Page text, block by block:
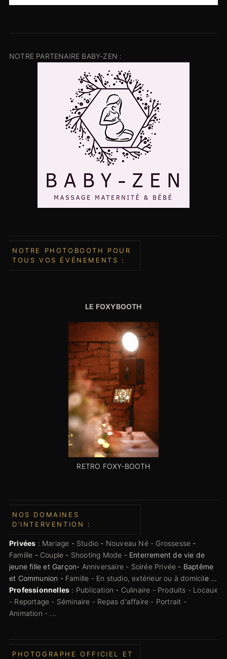
NOTRE PARTENAIRE BABY-ZEN :
NOTRE PHOTOBOOTH POUR
TOUS VOS ÉVÉNEMENTS :
LE FOXYBOOTH
RETRO FOXY-BOOTH
NOS DOMAINES
D’INTERVENTION :
Privées : Mariage - Studio - Nouveau Né - Grossesse -
Famille - Couple - Shooting Mode - Enterrement de vie de
jeune fille et Garçon- Anniversaire - Soirée Privée - Baptême
et Communion - Famille - En studio, extérieur ou à domicile ...
Professionnelles : Publication - Culinaire - Produits - Locaux
- Reportage - Séminaire - Repas d'affaire - Portrait -
Animation - ...
PHOTOGRAPHE OFFICIEL ET